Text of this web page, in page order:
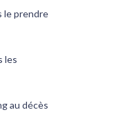
le prendre
les
au décès